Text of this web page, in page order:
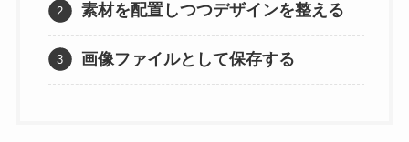
素材を配置しつつデザインを整える
画像ファイルとして保存する